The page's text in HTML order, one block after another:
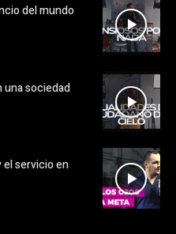
del mundo
una sociedad
el servicio en